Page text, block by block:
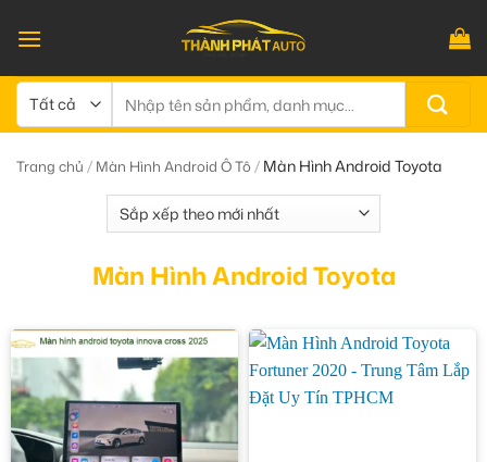
qua
dung
kiếm:
Trang chủ / Màn Hình Android Ô Tô / Màn Hình Android Toyota
Màn Hình Android Toyota